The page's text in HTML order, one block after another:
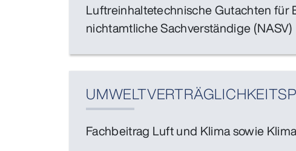
Luftreinhaltetechnische Gutachten
nichtamtliche Sachverständige (NASV)
Fachbeitrag Luft und Klima sowie